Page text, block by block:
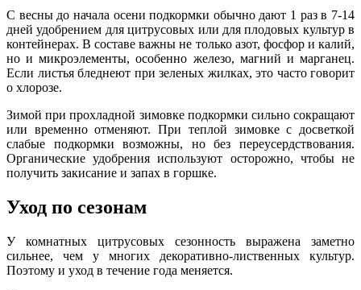
С весны до начала осени подкормки обычно дают 1 раз в 7-14
дней удобрением для цитрусовых или для плодовых культур в
контейнерах. В составе важны не только азот, фосфор и калий,
но и микроэлементы, особенно железо, магний и марганец.
Если листья бледнеют при зеленых жилках, это часто говорит
о хлорозе.
Зимой при прохладной зимовке подкормки сильно сокращают
или временно отменяют. При теплой зимовке с досветкой
слабые подкормки возможны, но без переусердствования.
Органические удобрения используют осторожно, чтобы не
получить закисание и запах в горшке.
Уход по сезонам
У комнатных цитрусовых сезонность выражена заметно
сильнее, чем у многих декоративно-лиственных культур.
Поэтому и уход в течение года меняется.